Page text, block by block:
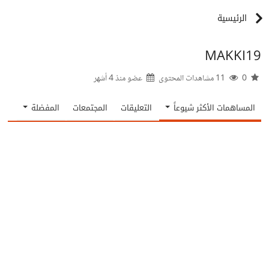
الرئيسية
MAKKI19
عضو منذ4 أشهر
المساهمات الأكثر شيوعاً التعليقات المجتمعات المفضلة